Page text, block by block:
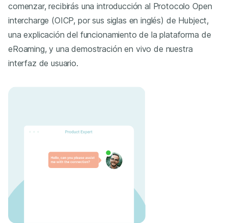
comenzar, recibirás una introducción al Protocolo Open
intercharge (OICP, por sus siglas en inglés) de Hubject,
una explicación del funcionamiento de la plataforma de
eRoaming, y una demostración en vivo de nuestra
interfaz de usuario.